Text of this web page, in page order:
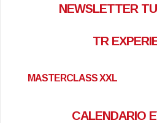
NEWSLETTER
TR
MASTERCLASS XXL
CALENDARIO